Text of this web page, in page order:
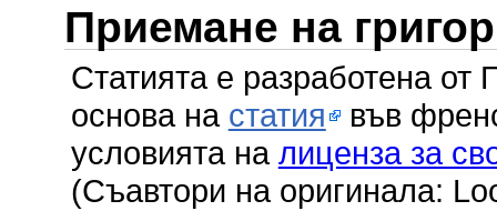
Приемане на
Статията е разработена
основа на статия във
условията на лиценза за
(Съавтори на оригинала: